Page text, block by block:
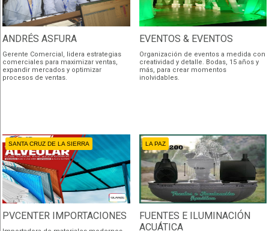
ANDRÉS ASFURA
Gerente Comercial, lidera estrategias
comerciales para maximizar ventas,
expandir mercados y optimizar
procesos de ventas.
EVENTOS & EVENTOS
Organización de eventos a medida con
creatividad y detalle. Bodas, 15 años y
más, para crear momentos
inolvidables.
SANTA CRUZ DE LA SIERRA
PVCENTER IMPORTACIONES
LA PAZ
FUENTES E ILUMINACIÓN
ACUÁTICA